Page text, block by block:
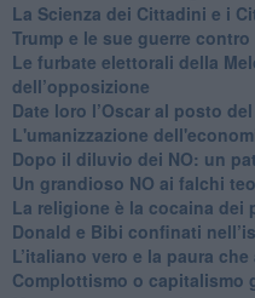
​La Scienza dei Cittadini e i
Trump e le sue guerre
​Le furbate elettorali della
dell’opposizione
​Date loro l’Oscar al posto
L'umanizzazione
​Dopo il diluvio dei NO: un
​Un grandioso NO ai falchi
La religione è la cocaina dei
Donald e Bibi confinati
L’italiano vero e la paura
​Complottismo o capitalismo